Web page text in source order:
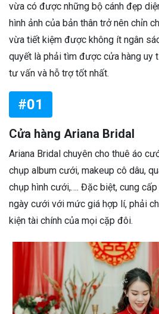
vừa có được những bộ cánh đẹp
hình ảnh của bản thân trở nên chỉn
vừa tiết kiệm được không ít ngân
quyết là phải tìm được cửa hàng uy
tư vấn và hỗ trợ tốt nhất.
#01
Cửa hàng Ariana Bridal
Ariana Bridal chuyên cho thuê áo
chụp album cưới, makeup cô dâu,
chụp hình cưới,…. Đặc biệt, cung
ngày cưới với mức giá hợp lí, phải
kiện tài chính của mọi cặp đôi.